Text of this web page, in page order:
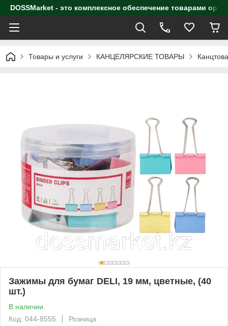
DOSSMarket - это комплексное обеспечение товарами
Товары и услуги КАНЦЕЛЯРСКИЕ ТОВАРЫ
Зажимы для бумаг DELI, 19 мм, цветные, (40
шт.)
В наличии
Код: 044-8555
Розница